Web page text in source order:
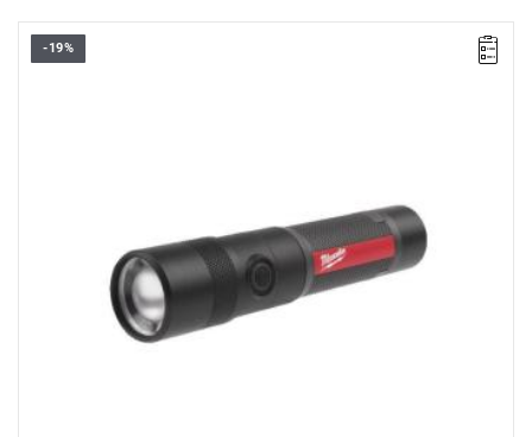
Wysokiej jakości latarka o mocy do 1100 lumenów i zasięgu
-19%